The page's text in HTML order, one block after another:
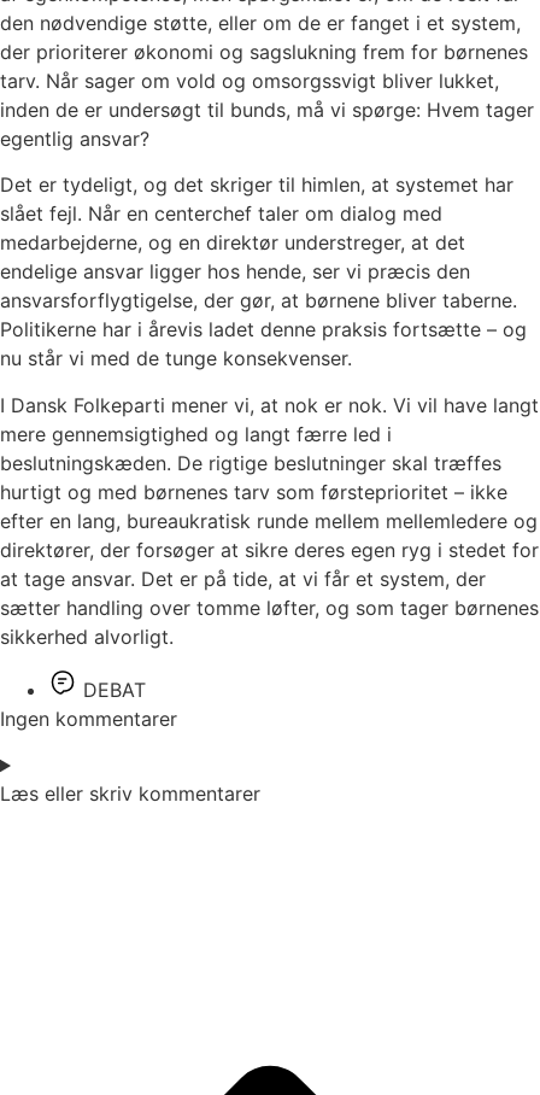
den nødvendige støtte, eller om de er fanget i et system,
der prioriterer økonomi og sagslukning frem for børnenes
tarv. Når sager om vold og omsorgssvigt bliver lukket,
inden de er undersøgt til bunds, må vi spørge: Hvem tager
egentlig ansvar?
Det er tydeligt, og det skriger til himlen, at systemet har
slået fejl. Når en centerchef taler om dialog med
medarbejderne, og en direktør understreger, at det
endelige ansvar ligger hos hende, ser vi præcis den
ansvarsforflygtigelse, der gør, at børnene bliver taberne.
Politikerne har i årevis ladet denne praksis fortsætte – og
nu står vi med de tunge konsekvenser.
I Dansk Folkeparti mener vi, at nok er nok. Vi vil have langt
mere gennemsigtighed og langt færre led i
beslutningskæden. De rigtige beslutninger skal træffes
hurtigt og med børnenes tarv som førsteprioritet – ikke
efter en lang, bureaukratisk runde mellem mellemledere og
direktører, der forsøger at sikre deres egen ryg i stedet for
at tage ansvar. Det er på tide, at vi får et system, der
sætter handling over tomme løfter, og som tager børnenes
sikkerhed alvorligt.
DEBAT
Ingen kommentarer
Læs eller skriv kommentarer